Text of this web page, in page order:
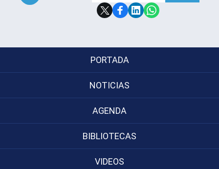
PORTADA
NOTICIAS
AGENDA
BIBLIOTECAS
VIDEOS